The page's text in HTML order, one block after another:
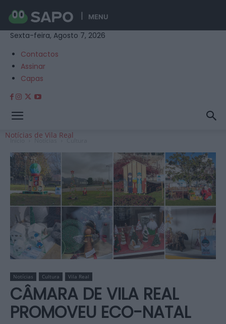
MENU
Sexta-feira, Agosto 7, 2026
Contactos
Assinar
Capas
Notícias de Vila Real
Início Notícias Cultura
Notícias Cultura Vila Real
CÂMARA DE VILA REAL
PROMOVEU ECO-NATAL